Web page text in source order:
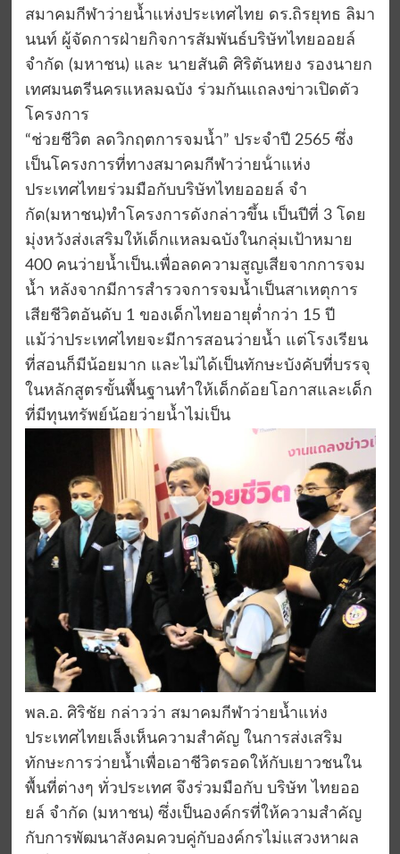
สมาคมกีฬาว่ายน้ำแห่งประเทศไทย ดร.ถิรยุทธ ลิมา
นนท์ ผู้จัดการฝ่ายกิจการสัมพันธ์บริษัทไทยออยล์
จํากัด (มหาชน)​ และ นายสันติ ศิริตันหยง รองนายก
เทศมนตรีนครแหลมฉบัง ร่วมกันแถลงข่าวเปิดตัว
โครงการ
“ช่วยชีวิต ลดวิกฤตการจมน้ำ” ประจำปี 2565 ซึ่ง
เป็นโครงการที่ทางสมาคมกีฬาว่ายน้ําแห่ง
ประเทศไทยร่วมมือกับบริษัทไทยออยล์ จํา
กัด(มหาชน)​ทำโครงการดังกล่าวขึ้น เป็นปีที่ 3 โดย
มุ่งหวังส่งเสริมให้เด็กแหลมฉบังในกลุ่มเป้าหมาย
400 คนว่ายน้ำเป็น.เพื่อลดความสูญเสียจากการจม
น้ำ หลังจากมีการสำรวจการจมน้ำเป็นสาเหตุการ
เสียชีวิตอันดับ 1 ของเด็กไทยอายุต่ำกว่า 15 ปี
แม้ว่าประเทศไทยจะมีการสอนว่ายน้ำ แต่โรงเรียน
ที่สอนก็มีน้อยมาก และไม่ได้เป็นทักษะบังคับที่บรรจุ
ในหลักสูตรขั้นพื้นฐานทำให้เด็กด้อยโอกาสและเด็ก
ที่มีทุนทรัพย์น้อยว่ายน้ำไม่เป็น
พล.อ. ศิริชัย กล่าวว่า สมาคมกีฬาว่ายน้ำแห่ง
ประเทศไทยเล็งเห็นความสำคัญ ในการส่งเสริม
ทักษะการว่ายน้ำเพื่อเอาชีวิตรอดให้กับเยาวชนใน
พื้นที่ต่างๆ ทั่วประเทศ จึงร่วมมือกับ บริษัท ไทยออ
ยล์ จำกัด (มหาชน) ซึ่งเป็นองค์กรที่ให้ความสำคัญ
กับการพัฒนาสังคมควบคู่กับองค์กรไม่แสวงหาผล